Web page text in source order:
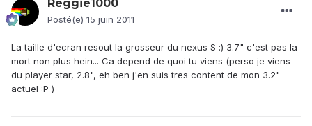
Reggie1000
Posté(e) 15 juin 2011
La taille d'ecran resout la grosseur du nexus S :) 3.7" c'est pas la
mort non plus hein... Ca depend de quoi tu viens (perso je viens
du player star, 2.8", eh ben j'en suis tres content de mon 3.2"
actuel :P )